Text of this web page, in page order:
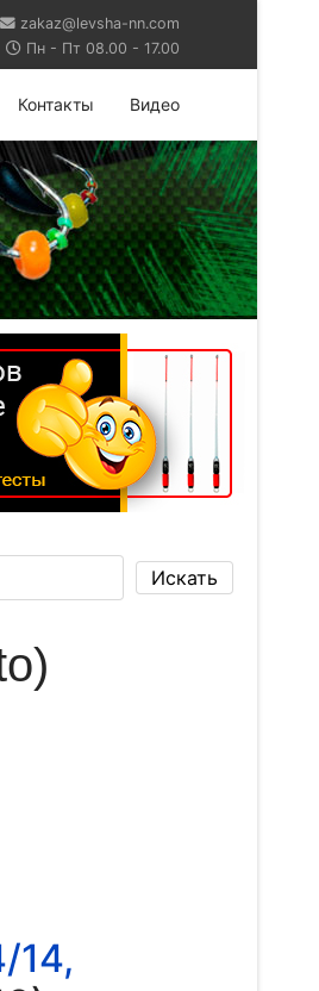
zakaz@levsha-nn.com
Пн - Пт 08.00 - 17.00
Контакты Видео
14,